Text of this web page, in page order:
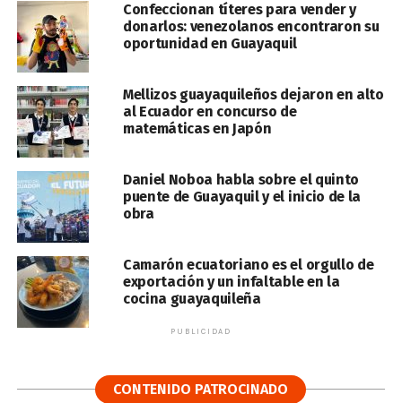
Confeccionan títeres para vender y
donarlos: venezolanos encontraron su
oportunidad en Guayaquil
Mellizos guayaquileños dejaron en alto
al Ecuador en concurso de
matemáticas en Japón
Daniel Noboa habla sobre el quinto
puente de Guayaquil y el inicio de la
obra
Camarón ecuatoriano es el orgullo de
exportación y un infaltable en la
cocina guayaquileña
PUBLICIDAD
CONTENIDO PATROCINADO